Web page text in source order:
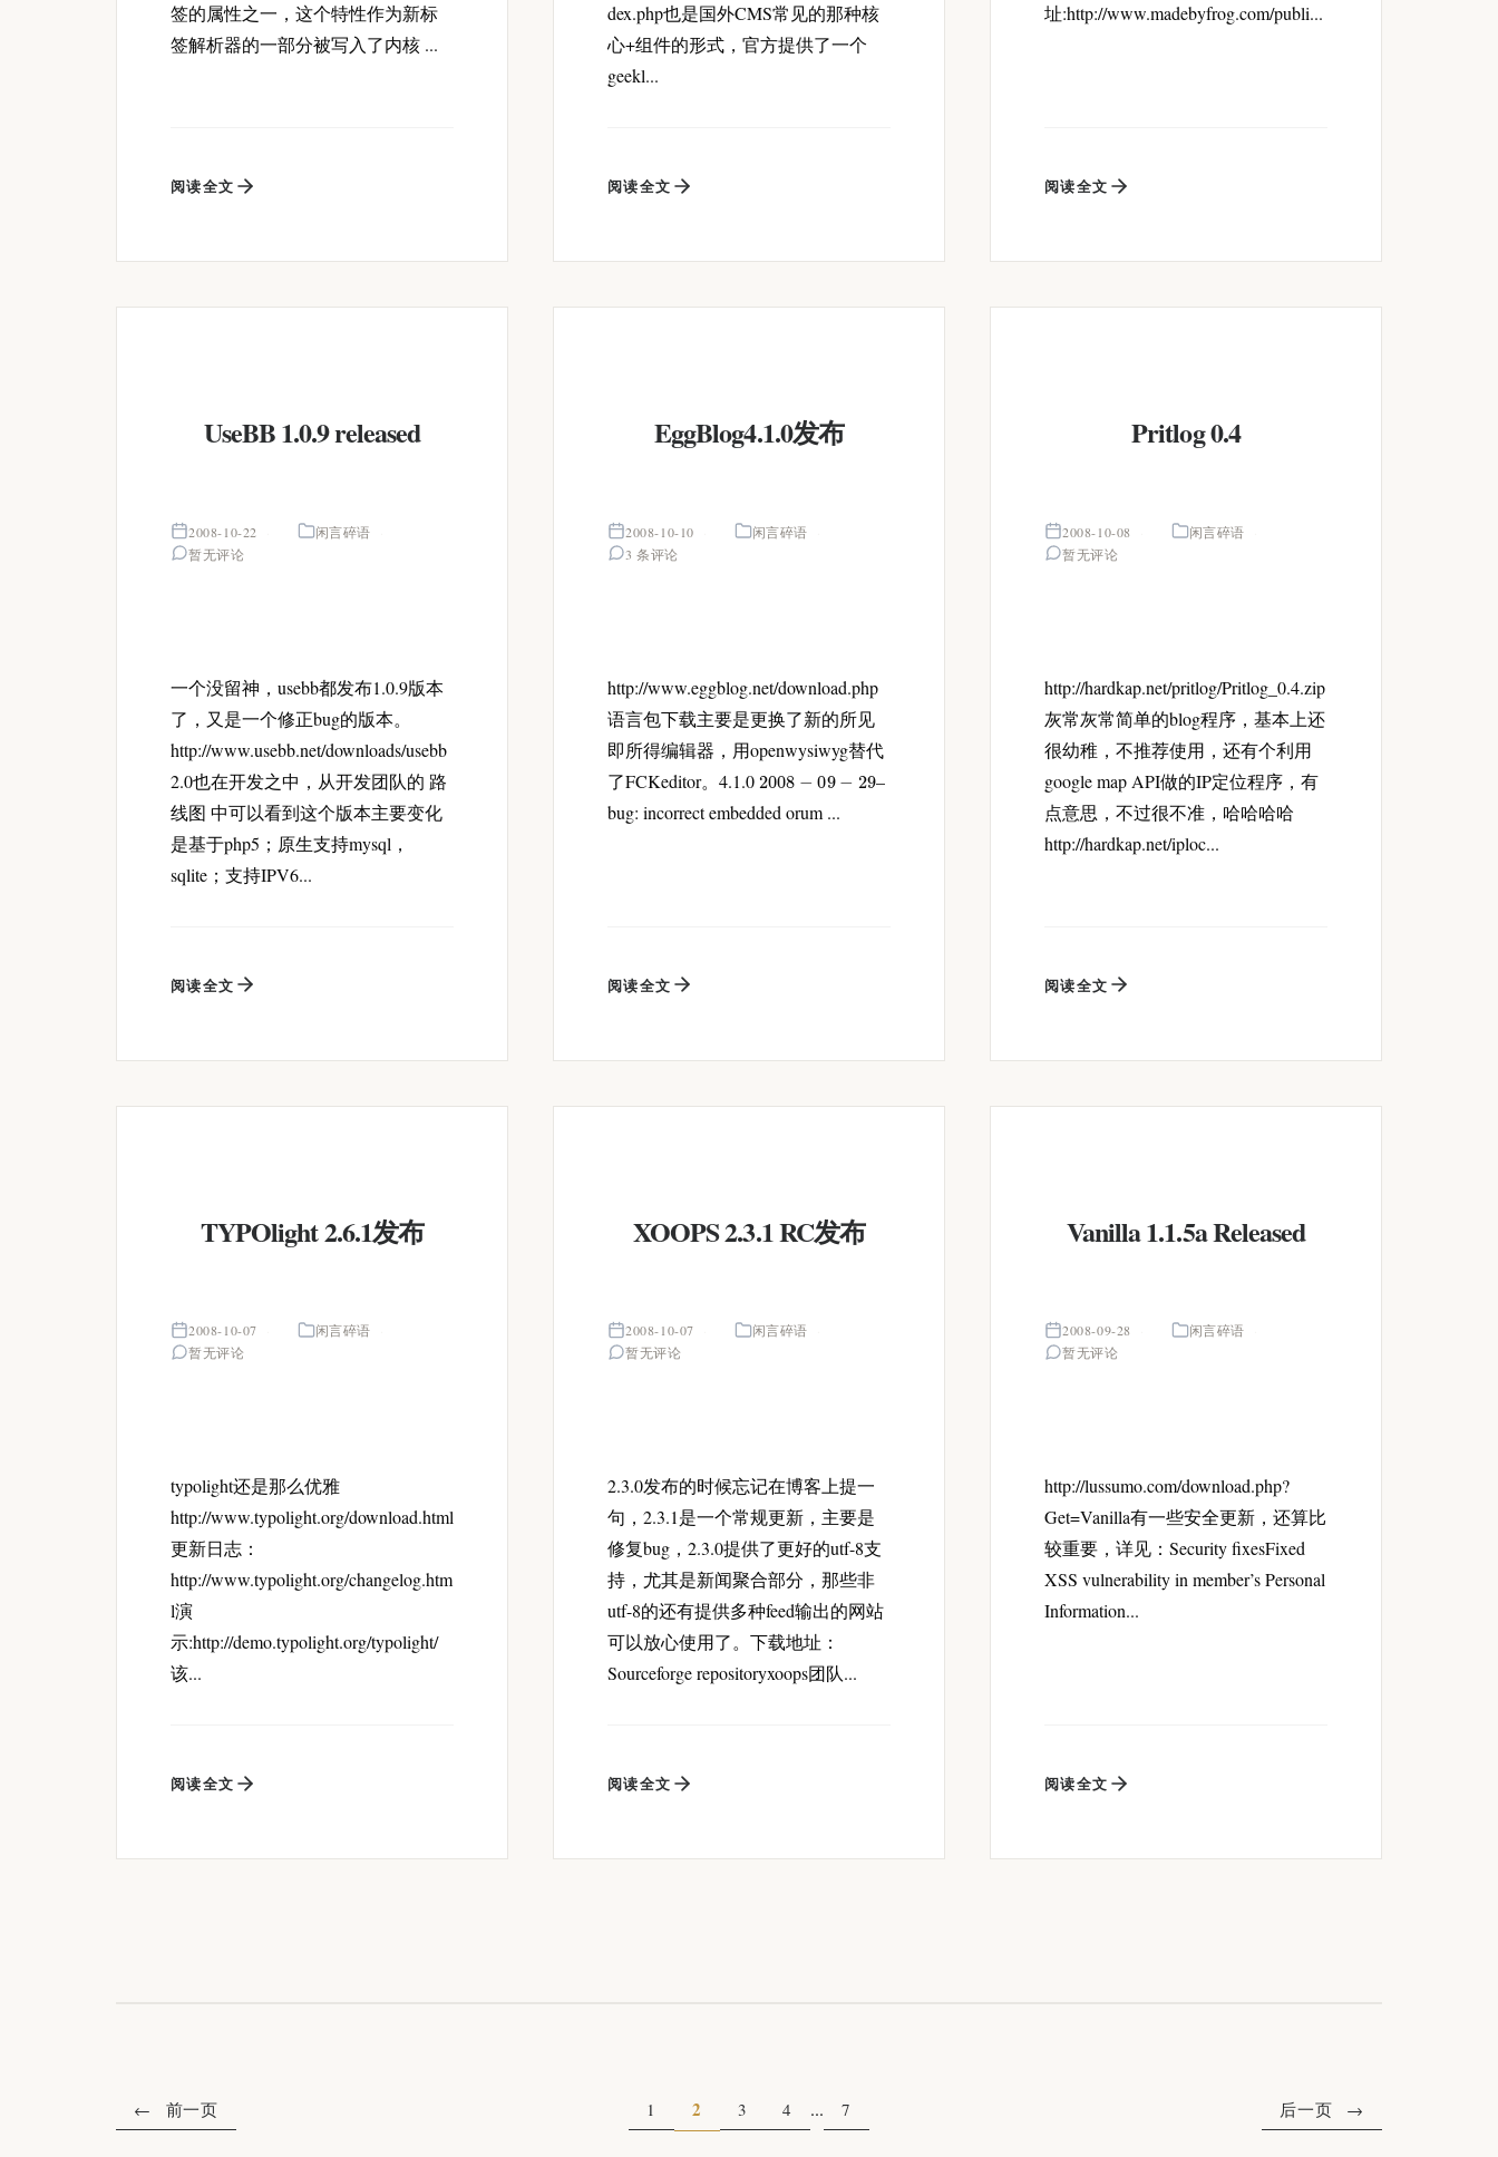
签的属性之一，这个特性作为新标
签解析器的一部分被写入了内核 ...
阅读全文
dex.php也是国外CMS常见的那种核
心+组件的形式，官方提供了一个
geekl...
阅读全文
址:http://www.madebyfrog.com/publi...
阅读全文
UseBB 1.0.9 released
2008-10-22
闲言碎语
暂无评论
一个没留神，usebb都发布1.0.9版本
了，又是一个修正bug的版本。
http://www.usebb.net/downloads/usebb
2.0也在开发之中，从开发团队的 路
线图 中可以看到这个版本主要变化
是基于php5；原生支持mysql，
sqlite；支持IPV6...
阅读全文
EggBlog4.1.0发布
2008-10-10
闲言碎语
3 条评论
http://www.eggblog.net/download.php
语言包下载主要是更换了新的所见
即所得编辑器，用openwysiwyg替代
了FCKeditor。4.1.0 2008 09−29
–
bug: incorrect embedded orum ...
阅读全文
Pritlog 0.4
2008-10-08
闲言碎语
暂无评论
http://hardkap.net/pritlog/Pritlog_0.4.zip
灰常灰常简单的blog程序，基本上还
很幼稚，不推荐使用，还有个利用
google map API做的IP定位程序，有
点意思，不过很不准，哈哈哈哈
http://hardkap.net/iploc...
阅读全文
TYPOlight 2.6.1发布
2008-10-07
闲言碎语
暂无评论
typolight还是那么优雅
http://www.typolight.org/download.html
更新日志：
http://www.typolight.org/changelog.htm
l演
示:http://demo.typolight.org/typolight/
该...
阅读全文
XOOPS 2.3.1 RC发布
2008-10-07
闲言碎语
暂无评论
2.3.0发布的时候忘记在博客上提一
句，2.3.1是一个常规更新，主要是
修复bug，2.3.0提供了更好的utf-8支
持，尤其是新闻聚合部分，那些非
utf-8的还有提供多种feed输出的网站
可以放心使用了。下载地址：
Sourceforge repositoryxoops团队...
阅读全文
Vanilla 1.1.5a Released
2008-09-28
闲言碎语
暂无评论
http://lussumo.com/download.php?
Get=Vanilla有一些安全更新，还算比
较重要，详见：Security fixesFixed
XSS vulnerability in member’s Personal
Information...
阅读全文
前一页 1 2 3 4 ... 7 后一页